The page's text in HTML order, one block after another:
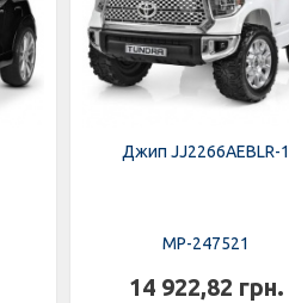
Джип JJ2266AEBLR-1
MP-247521
14 922,82 грн.